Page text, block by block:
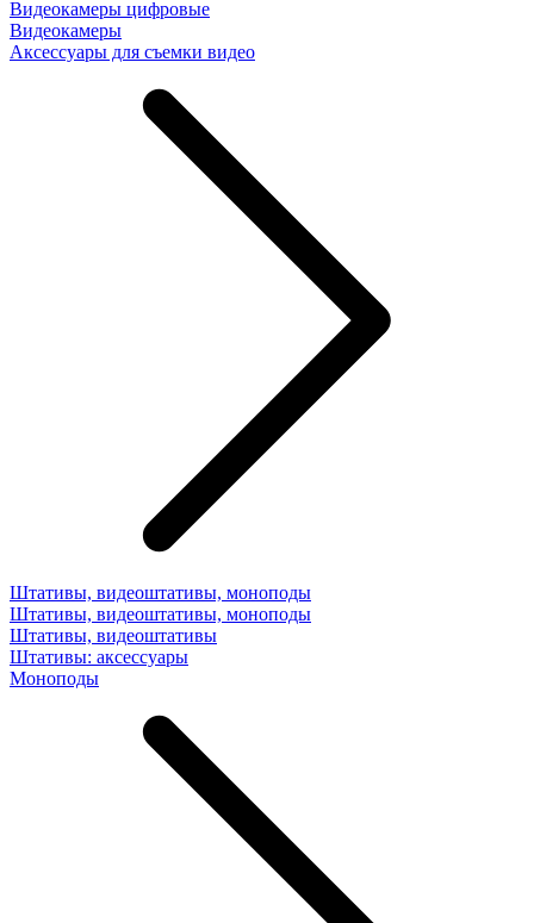
Видеокамеры цифровые
Видеокамеры
Аксессуары для съемки видео
Штативы, видеоштативы, моноподы
Штативы, видеоштативы, моноподы
Штативы, видеоштативы
Штативы: аксессуары
Моноподы